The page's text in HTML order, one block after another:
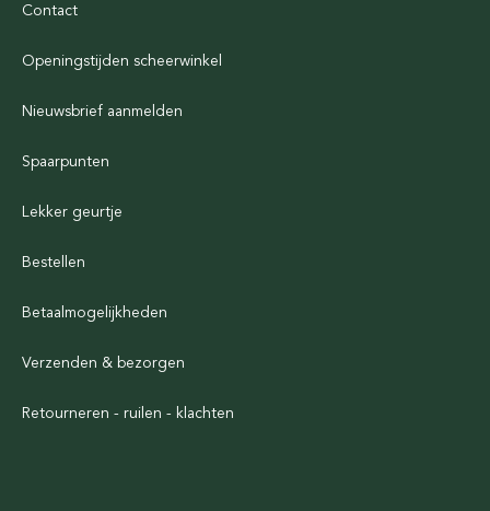
Contact
Openingstijden scheerwinkel
Nieuwsbrief aanmelden
Spaarpunten
Lekker geurtje
Bestellen
Betaalmogelijkheden
Verzenden & bezorgen
Retourneren - ruilen - klachten